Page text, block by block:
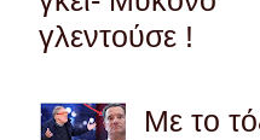
γλεντούσε !
Με το